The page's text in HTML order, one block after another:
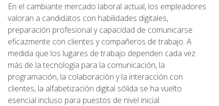
En el cambiante mercado laboral actual, los empleadores
valoran a candidatos con habilidades digitales,
preparación profesional y capacidad de comunicarse
eficazmente con clientes y compañeros de trabajo. A
medida que los lugares de trabajo dependen cada vez
más de la tecnología para la comunicación, la
programación, la colaboración y la interacción con
clientes, la alfabetización digital sólida se ha vuelto
esencial incluso para puestos de nivel inicial.